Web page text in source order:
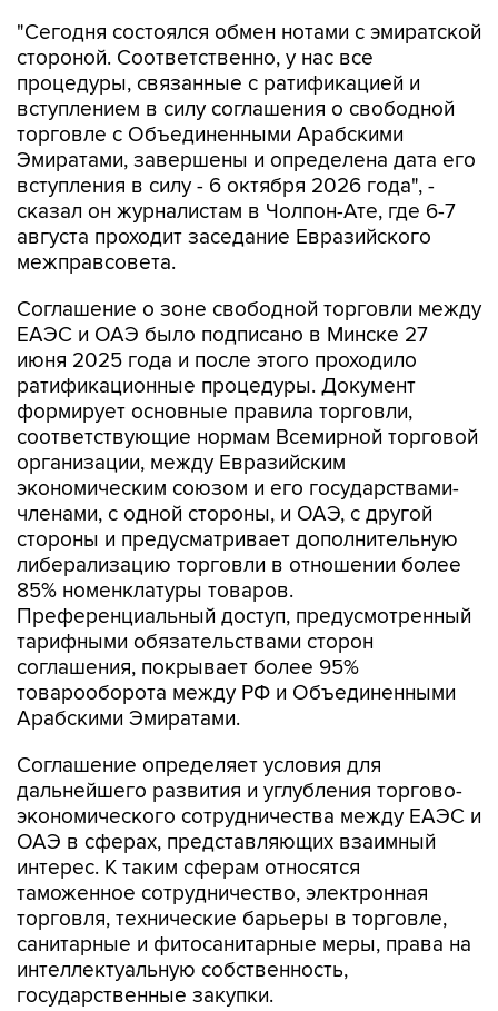
"Сегодня состоялся обмен нотами с эмиратской
стороной. Соответственно, у нас все
процедуры, связанные с ратификацией и
вступлением в силу соглашения о свободной
торговле с Объединенными Арабскими
Эмиратами, завершены и определена дата его
вступления в силу - 6 октября 2026 года", -
сказал он журналистам в Чолпон-Ате, где 6-7
августа проходит заседание Евразийского
межправсовета.
Соглашение о зоне свободной торговли между
ЕАЭС и ОАЭ было подписано в Минске 27
июня 2025 года и после этого проходило
ратификационные процедуры. Документ
формирует основные правила торговли,
соответствующие нормам Всемирной торговой
организации, между Евразийским
экономическим союзом и его государствами-
членами, с одной стороны, и ОАЭ, с другой
стороны и предусматривает дополнительную
либерализацию торговли в отношении более
85% номенклатуры товаров.
Преференциальный доступ, предусмотренный
тарифными обязательствами сторон
соглашения, покрывает более 95%
товарооборота между РФ и Объединенными
Арабскими Эмиратами.
Соглашение определяет условия для
дальнейшего развития и углубления торгово-
экономического сотрудничества между ЕАЭС и
ОАЭ в сферах, представляющих взаимный
интерес. К таким сферам относятся
таможенное сотрудничество, электронная
торговля, технические барьеры в торговле,
санитарные и фитосанитарные меры, права на
интеллектуальную собственность,
государственные закупки.